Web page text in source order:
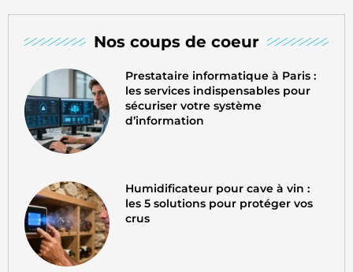
Nos coups de coeur
Prestataire informatique à Paris :
les services indispensables pour
sécuriser votre système
d’information
Humidificateur pour cave à vin :
les 5 solutions pour protéger vos
crus